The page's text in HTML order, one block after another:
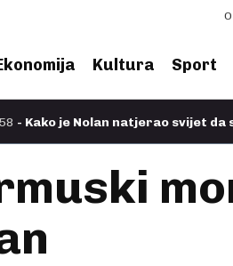
Kultura Sport
natjerao svijet da se ponovo